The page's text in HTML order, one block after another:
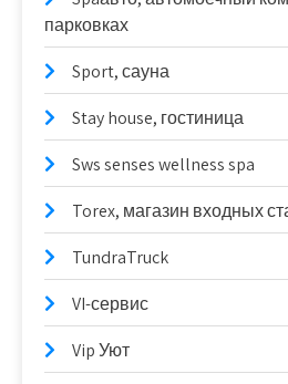
парковках
Sport, сауна
Stay house, гостиница
Sws senses wellness spa
Torex, магазин входных
TundraTruck
VI-сервис
Vip Уют